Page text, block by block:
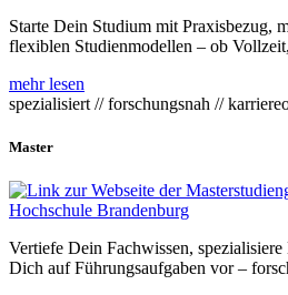
Starte Dein Studium mit Praxisbezug,
flexiblen Studienmodellen – ob
mehr lesen
spezialisiert // forschungsnah //
Master
Vertiefe Dein Fachwissen,
Dich auf Führungsaufgaben vor –